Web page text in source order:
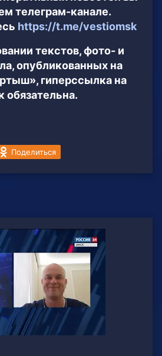
телеграм-канале.
https://t.me/vestiomsk
текстов, фото- и
опубликованных на
гиперссылка на
обязательна.
Поделиться